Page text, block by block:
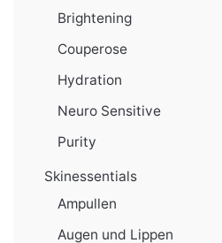
Brightening
Couperose
Hydration
Neuro Sensitive
Purity
Skinessentials
Ampullen
Augen und Lippen